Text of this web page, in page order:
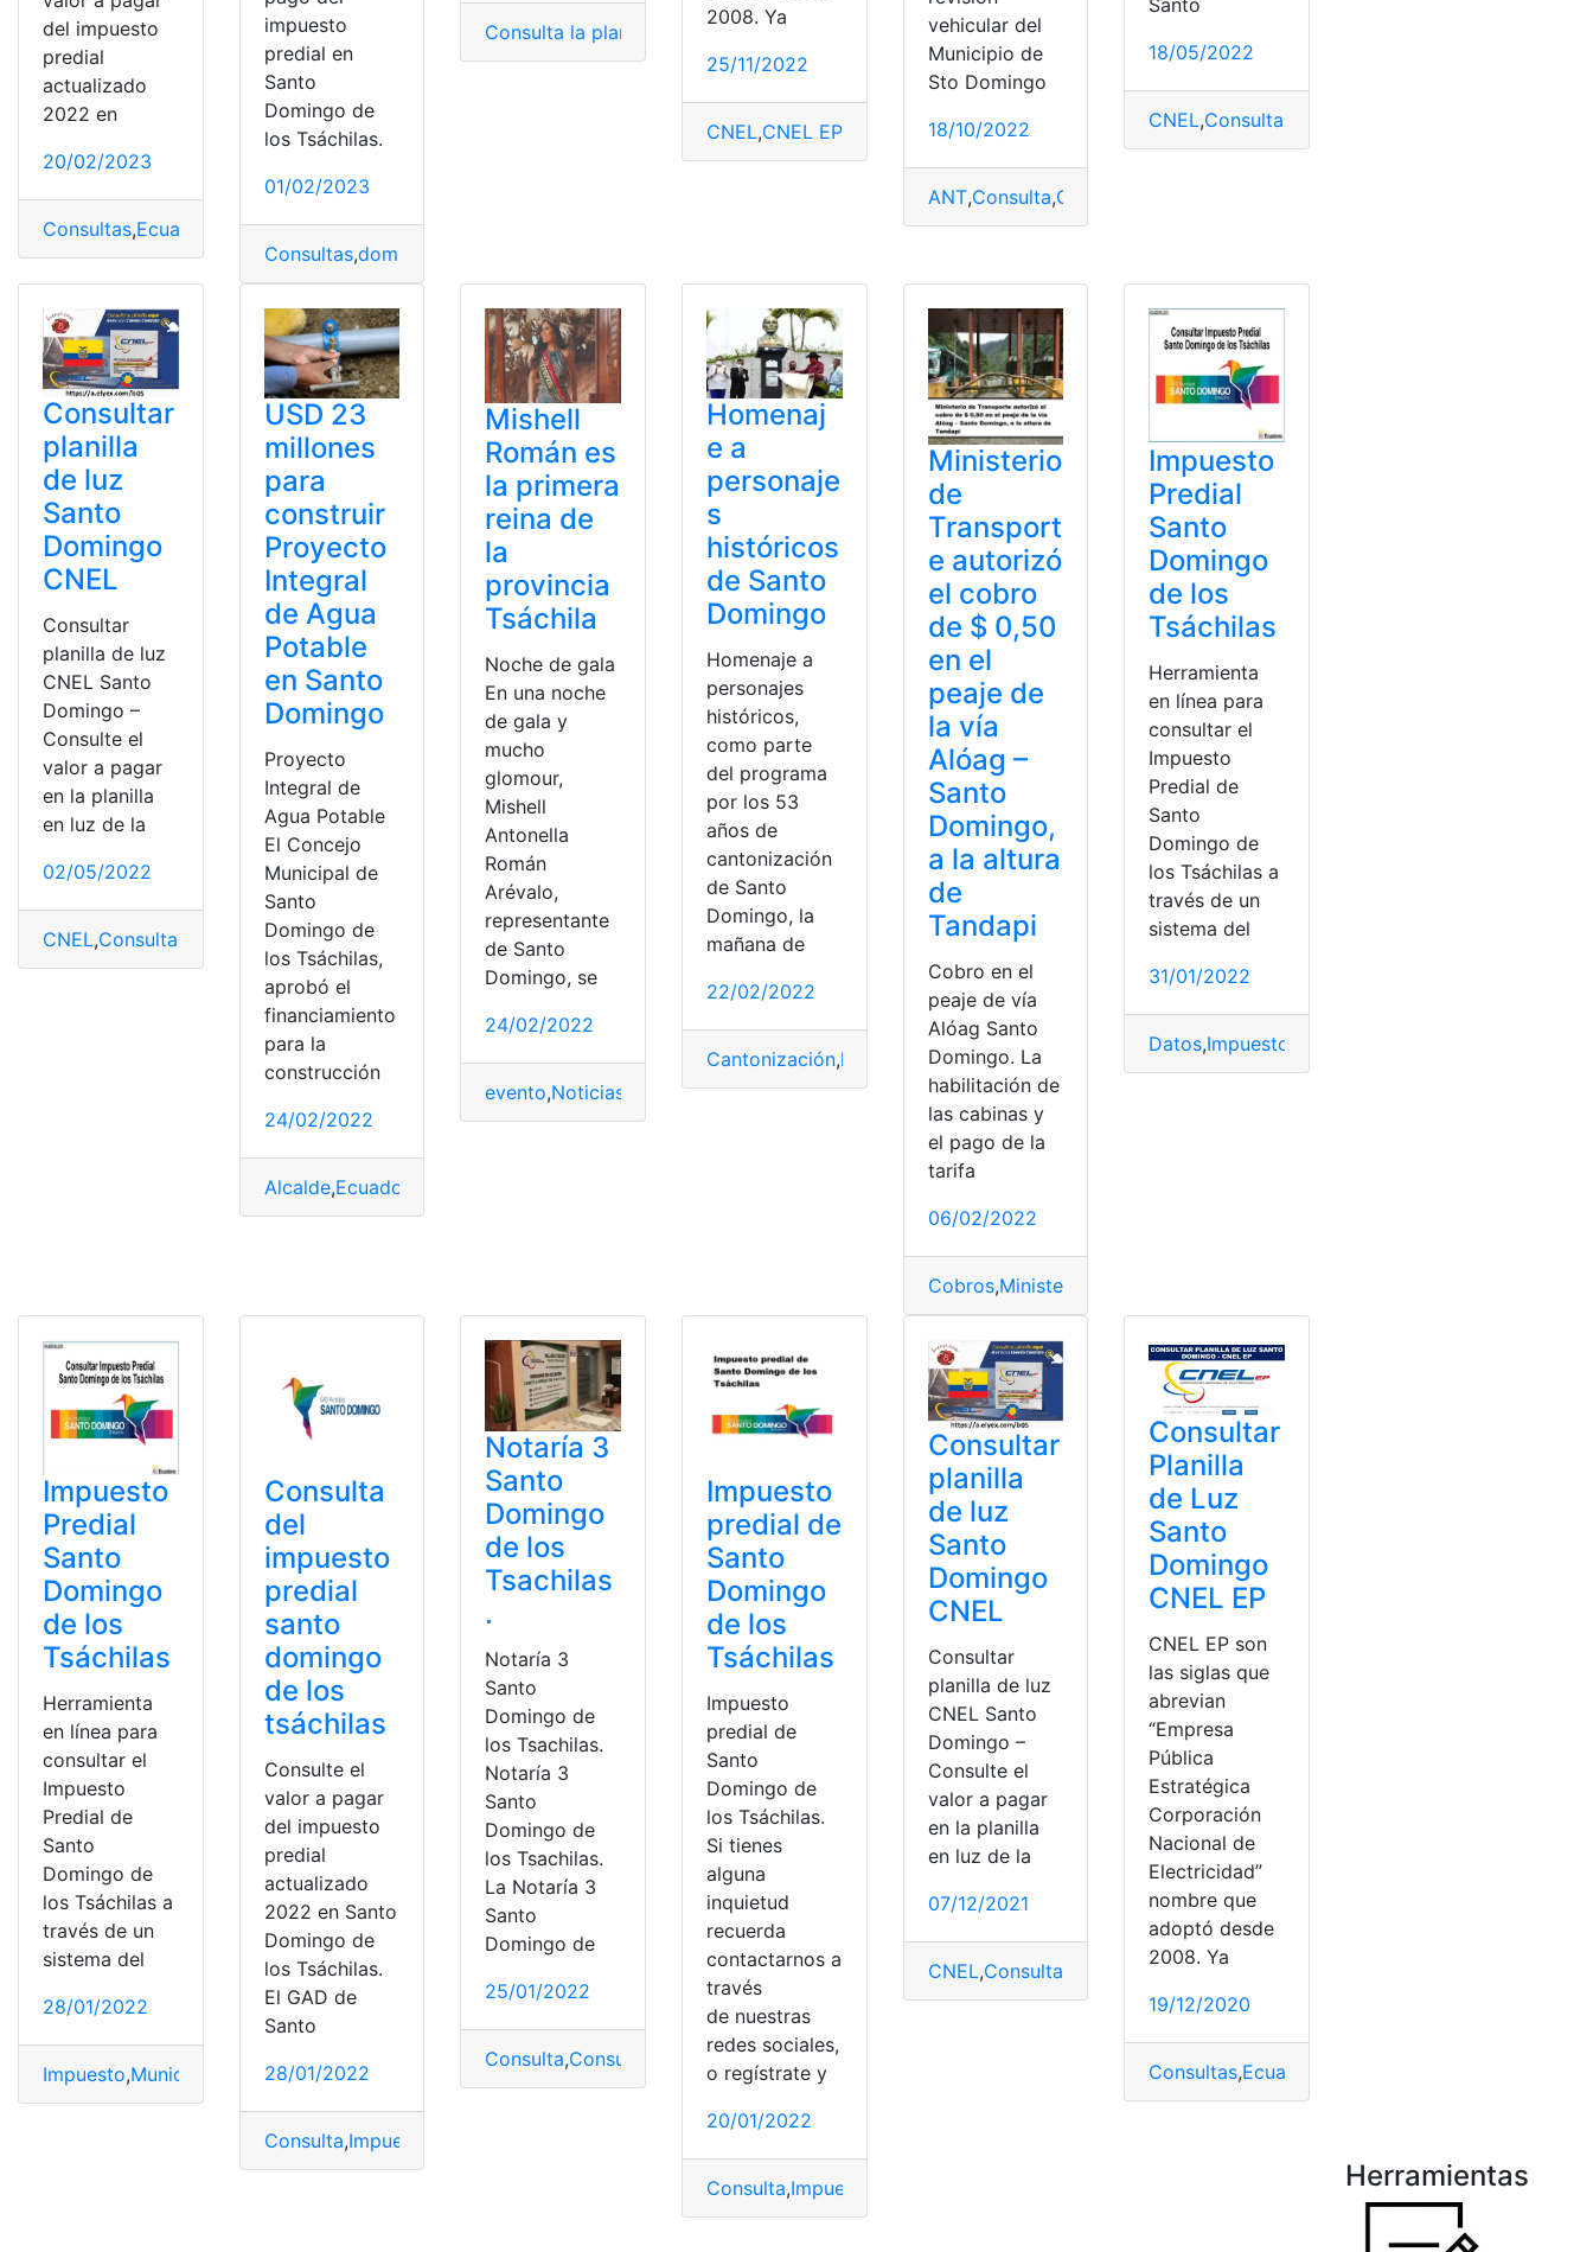
del impuesto
predial
actualizado
2022 en
20/02/2023
Consultas,Ecuador Santo Domingo
impuesto
predial en
Santo
Domingo de
los Tsáchilas.
01/02/2023
Consultas,domingo
Consulta la planilla Consulta planilla de luz Consultar planilla de luz CNEL EP
2008. Ya
25/11/2022
CNEL,CNEL EP, Consulta planilla de luz consultar planilla
vehicular del
Municipio de
Sto Domingo
18/10/2022
ANT,Consulta,Consulta online
18/05/2022
CNEL,Consultas
Consultar
planilla
de luz
Santo
Domingo
CNEL
Consultar
planilla de luz
CNEL Santo
Domingo –
Consulte el
valor a pagar
en la planilla
en luz de la
02/05/2022
CNEL,Consulta Consulta online,planilla Planilla Luz
USD 23
millones
para
construir
Proyecto
Integral
de Agua
Potable
en Santo
Domingo
Proyecto
Integral de
Agua Potable
El Concejo
Municipal de
Santo
Domingo de
los Tsáchilas,
aprobó el
financiamiento
para la
construcción
24/02/2022
Alcalde,Ecuador
Mishell
Román es
la primera
reina de
la
provincia
Tsáchila
Noche de gala
En una noche
de gala y
mucho
glomour,
Mishell
Antonella
Román
Arévalo,
representante
de Santo
Domingo, se
24/02/2022
evento,Noticias Santo Domingo,top1
Homenaj
e a
personaje
s
históricos
de Santo
Domingo
Homenaje a
personajes
históricos,
como parte
del programa
por los 53
años de
cantonización
de Santo
Domingo, la
mañana de
22/02/2022
Cantonización,homenaje ,Noticias,personajes históricos ,Santo Domingo
Ministerio
de
Transport
e autorizó
el cobro
de $ 0,50
en el
peaje de
la vía
Alóag –
Santo
Domingo,
a la altura
de
Tandapi
Cobro en el
peaje de vía
Alóag Santo
Domingo. La
habilitación de
las cabinas y
el pago de la
tarifa
06/02/2022
Cobros,Ministerio de Transporte y Obras Públicas
Impuesto
Predial
Santo
Domingo
de los
Tsáchilas
Herramienta
en línea para
consultar el
Impuesto
Predial de
Santo
Domingo de
los Tsáchilas a
través de un
sistema del
31/01/2022
Datos,Impuesto
Impuesto
Predial
Santo
Domingo
de los
Tsáchilas
Herramienta
en línea para
consultar el
Impuesto
Predial de
Santo
Domingo de
los Tsáchilas a
través de un
sistema del
28/01/2022
Impuesto,Municipio Predial,Santo Domingo Tsáchilas
Consulta
del
impuesto
predial
santo
domingo
de los
tsáchilas
Consulte el
valor a pagar
del impuesto
predial
actualizado
2022 en Santo
Domingo de
los Tsáchilas.
El GAD de
Santo
28/01/2022
Consulta,Impuesto
Notaría 3
Santo
Domingo
de los
Tsachilas
.
Notaría 3
Santo
Domingo de
los Tsachilas.
Notaría 3
Santo
Domingo de
los Tsachilas.
La Notaría 3
Santo
Domingo de
25/01/2022
Consulta,Consultas Ecuador,Herramientas Ecuador
Impuesto
predial de
Santo
Domingo
de los
Tsáchilas
Impuesto
predial de
Santo
Domingo de
los Tsáchilas.
Si tienes
alguna
inquietud
recuerda
contactarnos a
través
de nuestras
redes sociales,
o regístrate y
20/01/2022
Consulta,Impuesto Predial
Consultar
planilla
de luz
Santo
Domingo
CNEL
Consultar
planilla de luz
CNEL Santo
Domingo –
Consulte el
valor a pagar
en la planilla
en luz de la
07/12/2021
CNEL,Consulta Consulta online Ecuador
Consultar
Planilla
de Luz
Santo
Domingo
CNEL EP
CNEL EP son
las siglas que
abrevian
“Empresa
Pública
Estratégica
Corporación
Nacional de
Electricidad”
nombre que
adoptó desde
2008. Ya
19/12/2020
Consultas,Ecuador
Herramientas